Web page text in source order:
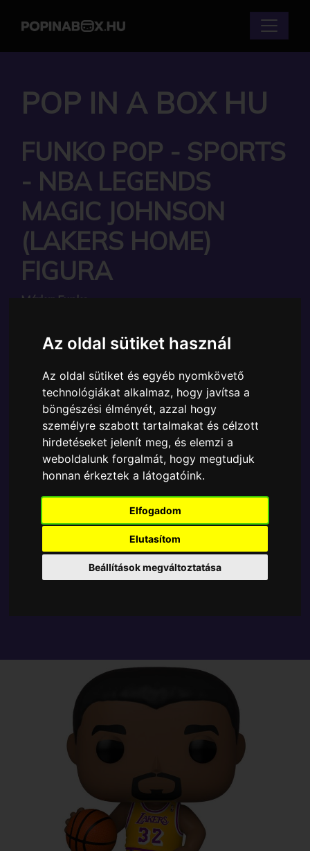
Az oldal sütiket használ
Az oldal sütiket és egyéb nyomkövető
technológiákat alkalmaz, hogy javítsa a
böngészési élményét, azzal hogy
személyre szabott tartalmakat és célzott
hirdetéseket jelenít meg, és elemzi a
weboldalunk forgalmát, hogy megtudjuk
honnan érkeztek a látogatóink.
Elfogadom
Elutasítom
Beállítások megváltoztatása
POP IN A BOX HU
FUNKO POP - SPORTS
- NBA LEGENDS
MAGIC JOHNSON
(LAKERS HOME)
FIGURA
Márka: Funko
Ára:8660 Ft
A Funko POP - Sports egyik népszerű terméke a
Funko POP - Sports - NBA Legends Magic Johnson
(Lakers home) figura, amely ablakos csomagolásban
azaz - POP In a Box - várja új gazdáját.
A termék sajnos nem elérhető, nézd meg
Tetszik? Osszd meg másokkal!